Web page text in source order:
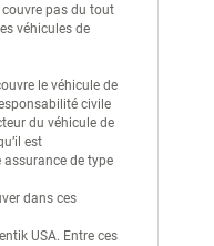
pas du tout
véhicules de
le véhicule de
civile
du véhicule de
est
de type
dans ces
USA. Entre ces